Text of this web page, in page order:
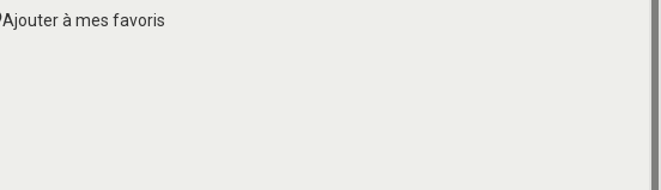
Ajouter à mes favoris